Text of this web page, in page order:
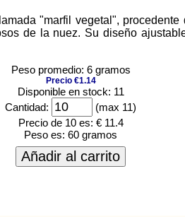
"marfil vegetal",
de la nuez. Su diseño
Peso promedio: 6 gramos
Precio €1.14
Disponible en stock: 11
Cantidad:
(max 11)
Precio de 10 es: € 11.4
Peso es: 60 gramos
Añadir al carrito